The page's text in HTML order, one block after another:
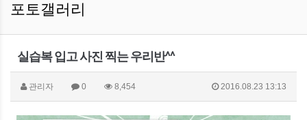
포토갤러리
실습복 입고 사진 찍는 우리반^^
관리자 0 8,454 2016.08.23 13:13